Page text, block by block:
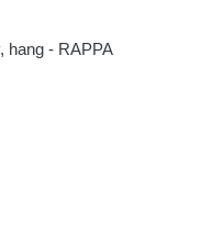
hang - RAPPA